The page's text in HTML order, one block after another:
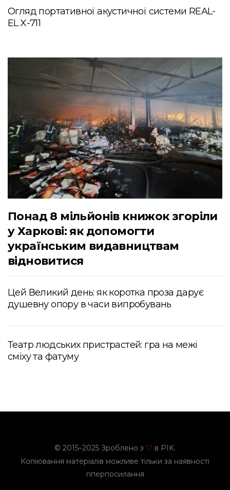
Огляд портативної акустичної системи REAL-
EL X-711
Понад 8 мільйонів книжок згоріли
у Харкові: як допомогти
українським видавництвам
відновитися
Цей Великий день: як коротка проза дарує
душевну опору в часи випробувань
Театр людських пристрастей: гра на межі
сміху та фатуму
© 2015–2025 Зроблено з ♡ в PIK.
Копіювання матеріалів можливе тільки за наявності
гіперпосилання